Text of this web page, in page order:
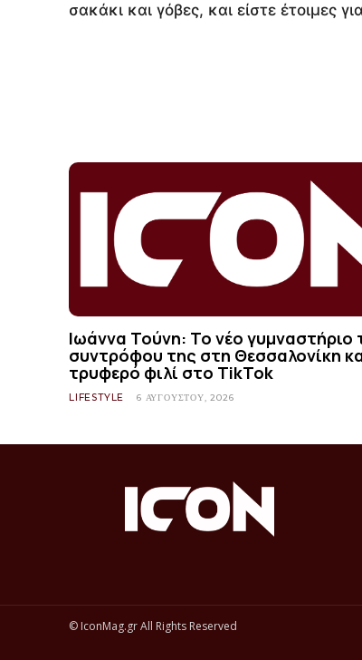
σακάκι και γόβες, και είστε έτοιμες
Ιωάννα Τούνη: Το νέο γυμναστήριο
συντρόφου της στη Θεσσαλονίκη
τρυφερό φιλί στο TikTok
LIFESTYLE 6 ΑΥΓΟΎΣΤΟΥ, 2026
© IconMag.gr All Rights Reserved